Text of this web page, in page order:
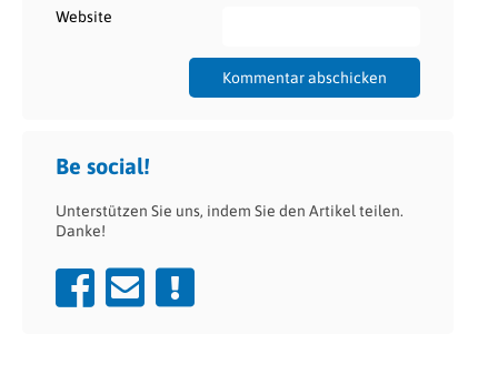
Website
Be social!
Unterstützen Sie uns, indem Sie den Artikel teilen.
Danke!